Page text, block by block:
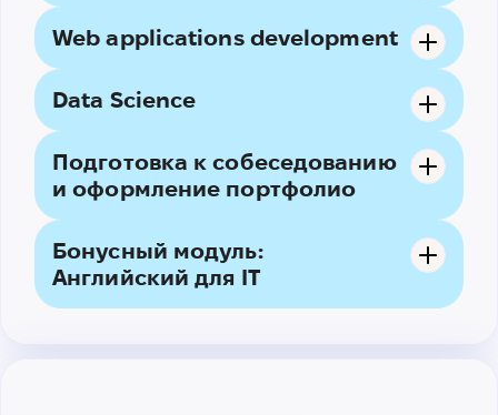
Проект: Использование Telegram Bot API,
создание собственного Telegram-бота.
Web applications development
Проект: Применение полученных знаний
для создания первого веб-приложения.
Data Science
Проект: Применение полученных знаний
Подготовка к собеседованию
и оформление портфолио
Бонусный модуль:
Английский для IT